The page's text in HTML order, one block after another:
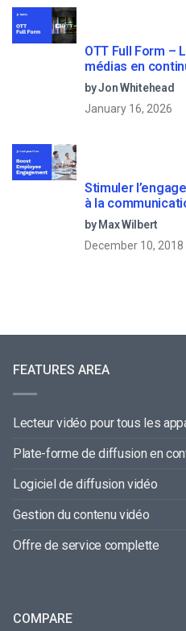
OTT Full Form –
médias en
by Jon Whitehead
January 16, 2026
Stimuler
à la
by Max Wilbert
December 10, 2018
FEATURES AREA
Lecteur vidéo pour tous les
Plate-forme de diffusion en
Logiciel de diffusion vidéo
Gestion du contenu vidéo
Offre de service complette
COMPARE